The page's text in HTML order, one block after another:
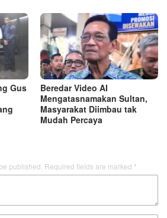
Gus
Beredar Video AI
Mengatasnamakan Sultan,
Masyarakat Diimbau tak
Mudah Percaya
published. Required fields are marked *